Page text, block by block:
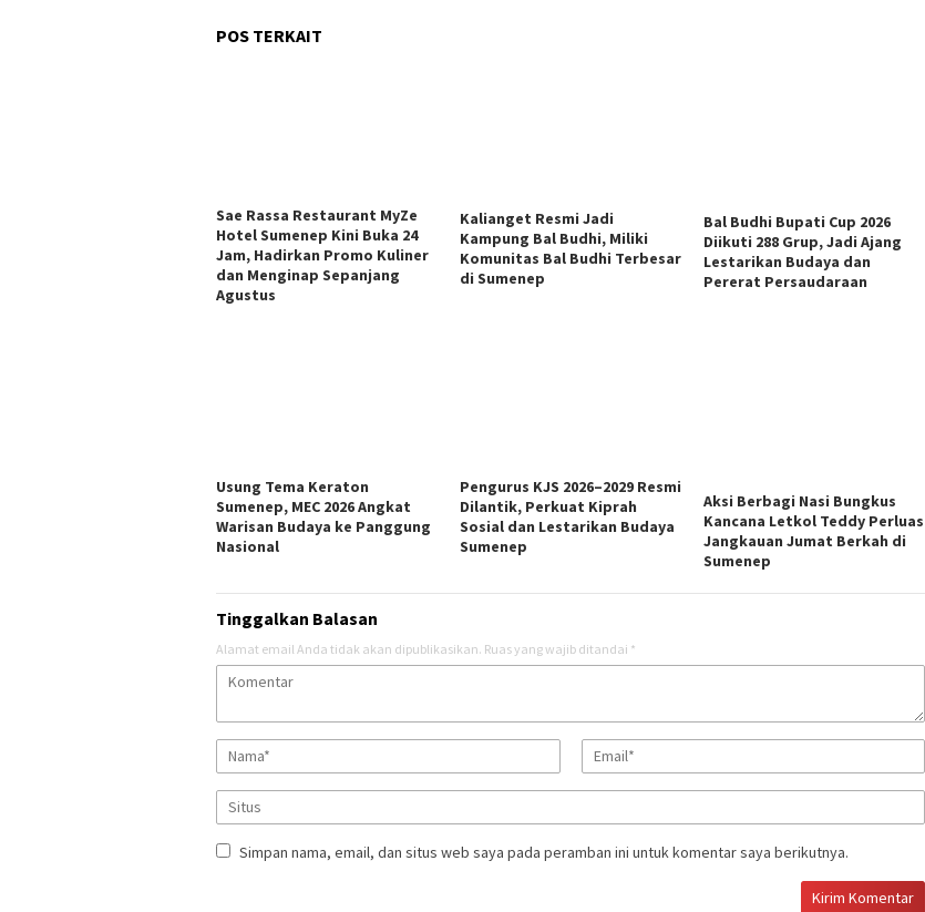
POS TERKAIT
Sae Rassa Restaurant MyZe
Hotel Sumenep Kini Buka 24
Jam, Hadirkan Promo Kuliner
dan Menginap Sepanjang
Agustus
Kalianget Resmi Jadi
Kampung Bal Budhi, Miliki
Komunitas Bal Budhi Terbesar
di Sumenep
Bal Budhi Bupati Cup 2026
Diikuti 288 Grup, Jadi Ajang
Lestarikan Budaya dan
Pererat Persaudaraan
Usung Tema Keraton
Sumenep, MEC 2026 Angkat
Warisan Budaya ke Panggung
Nasional
Pengurus KJS 2026–2029 Resmi
Dilantik, Perkuat Kiprah
Sosial dan Lestarikan Budaya
Sumenep
Aksi Berbagi Nasi Bungkus
Kancana Letkol Teddy Perluas
Jangkauan Jumat Berkah di
Sumenep
Tinggalkan Balasan
Alamat email Anda tidak akan dipublikasikan. Ruas yang wajib ditandai *
Simpan nama, email, dan situs web saya pada peramban ini untuk komentar saya berikutnya.